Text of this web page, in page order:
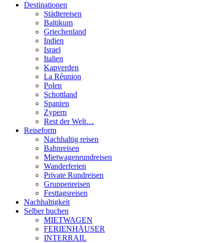
Destinationen
Städtereisen
Baltikum
Griechenland
Indien
Israel
Italien
Kapverden
La Réunion
Polen
Schottland
Spanien
Zypern
Rest der Welt…
Reiseform
Nachhaltig reisen
Bahnreisen
Mietwagenrundreisen
Wanderferien
Private Rundreisen
Gruppenreisen
Festtagsreisen
Nachhaltigkeit
Selber buchen
MIETWAGEN
FERIENHÄUSER
INTERRAIL